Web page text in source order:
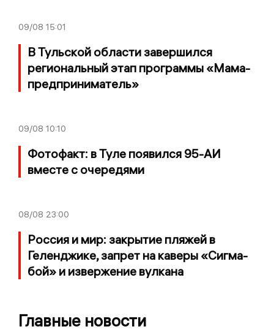
09/08 15:01
В Тульской области завершился
региональный этап программы «Мама-
предприниматель»
09/08 10:10
Фотофакт: в Туле появился 95-АИ
вместе с очередями
08/08 23:00
Россия и мир: закрытие пляжей в
Геленджике, запрет на каверы «Сигма-
бой» и извержение вулкана
Главные новости